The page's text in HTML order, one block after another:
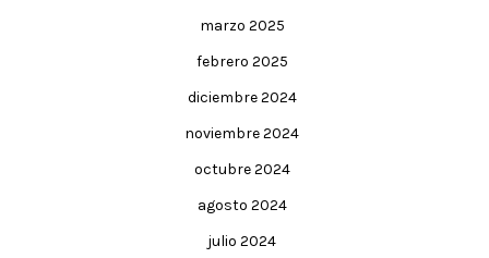
marzo 2025
febrero 2025
diciembre 2024
noviembre 2024
octubre 2024
agosto 2024
julio 2024